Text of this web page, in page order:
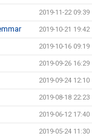
2019-11-22 09:39
2019-10-21 19:42
2019-10-16 09:19
2019-09-26 16:29
2019-09-24 12:10
2019-08-18 22:23
2019-06-12 17:40
2019-05-24 11:30